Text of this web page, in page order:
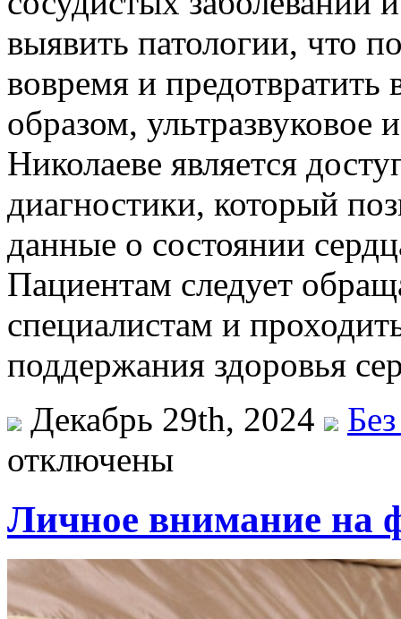
выявить патологии, что
вовремя и
образом, ультразвуковое
Николаеве является
диагностики, который
данные о состоянии
Пациентам следует
специалистам и
поддержания здоровья
Декабрь 29th, 2024
отключены
Личное внимание на